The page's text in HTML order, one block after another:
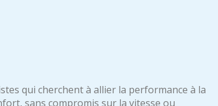
qui cherchent à allier la performance à la
sans compromis sur la vitesse ou